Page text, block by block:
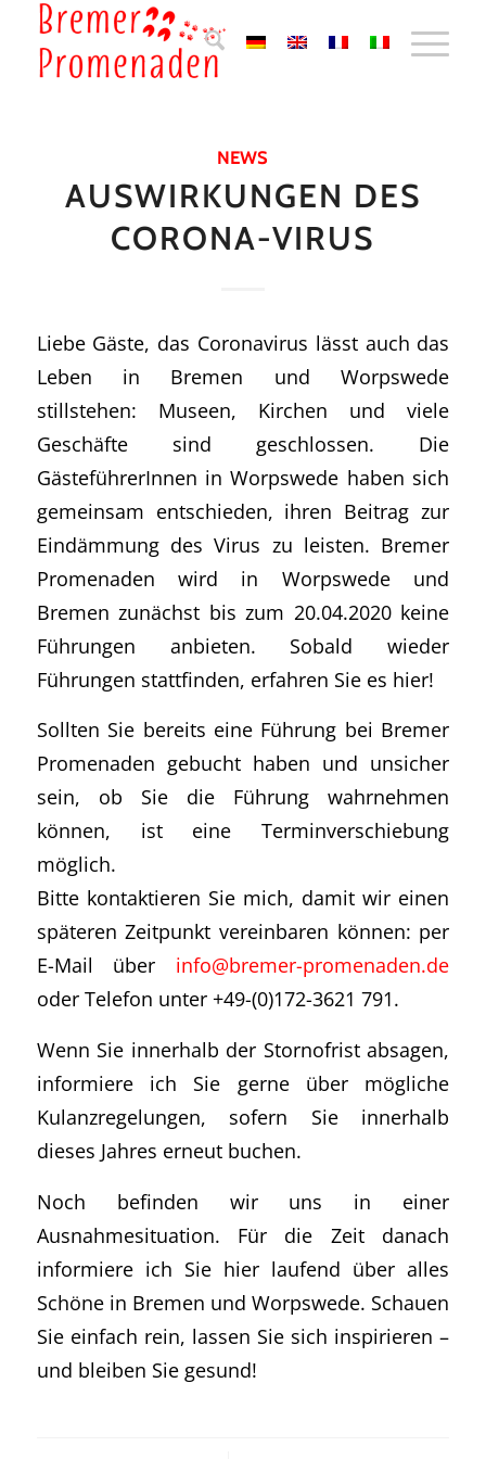
NEWS
AUSWIRKUNGEN DES
CORONA-VIRUS
Liebe Gäste, das Coronavirus lässt auch das
Leben in Bremen und Worpswede
stillstehen: Museen, Kirchen und viele
Geschäfte sind geschlossen. Die
GästeführerInnen in Worpswede haben sich
gemeinsam entschieden, ihren Beitrag zur
Eindämmung des Virus zu leisten. Bremer
Promenaden wird in Worpswede und
Bremen zunächst bis zum 20.04.2020 keine
Führungen anbieten. Sobald wieder
Führungen stattfinden, erfahren Sie es hier!
Sollten Sie bereits eine Führung bei Bremer
Promenaden gebucht haben und unsicher
sein, ob Sie die Führung wahrnehmen
können, ist eine Terminverschiebung
möglich.
Bitte kontaktieren Sie mich, damit wir einen
späteren Zeitpunkt vereinbaren können: per
E-Mail über info@bremer-promenaden.de
oder Telefon unter +49-(0)172-3621 791.
Wenn Sie innerhalb der Stornofrist absagen,
informiere ich Sie gerne über mögliche
Kulanzregelungen, sofern Sie innerhalb
dieses Jahres erneut buchen.
Noch befinden wir uns in einer
Ausnahmesituation. Für die Zeit danach
informiere ich Sie hier laufend über alles
Schöne in Bremen und Worpswede. Schauen
Sie einfach rein, lassen Sie sich inspirieren –
und bleiben Sie gesund!